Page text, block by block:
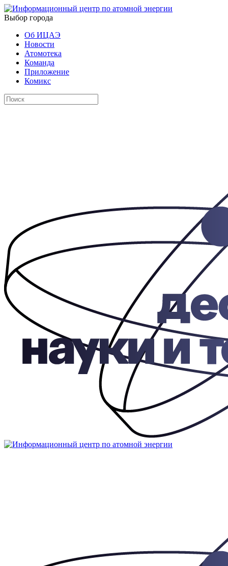
Выбор города
Об ИЦАЭ
Новости
Атомотека
Команда
Приложение
Комикс